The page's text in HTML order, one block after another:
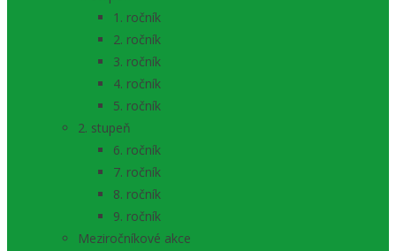
1. ročník
2. ročník
3. ročník
4. ročník
5. ročník
2. stupeň
6. ročník
7. ročník
8. ročník
9. ročník
Meziročníkové akce